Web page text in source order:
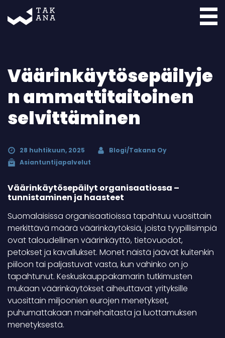
Väärinkäytösepäilyje
n ammattitaitoinen
selvittäminen
28 huhtikuun, 2025
Blogi/Takana Oy
Asiantuntijapalvelut
Väärinkäytösepäilyt organisaatiossa –
tunnistaminen ja haasteet
Suomalaisissa organisaatioissa tapahtuu vuosittain
merkittävä määrä väärinkäytöksiä, joista tyypillisimpiä
ovat taloudellinen väärinkäyttö, tietovuodot,
petokset ja kavallukset. Monet näistä jäävät kuitenkin
piiloon tai paljastuvat vasta, kun vahinko on jo
tapahtunut. Keskuskauppakamarin tutkimusten
mukaan väärinkäytökset aiheuttavat yrityksille
vuosittain miljoonien eurojen menetykset,
puhumattakaan mainehaitasta ja luottamuksen
menetyksestä.